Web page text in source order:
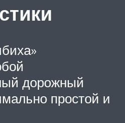
дорожный
простой и